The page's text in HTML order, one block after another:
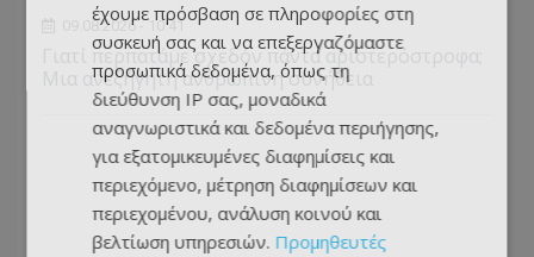
09.08.2026 - 10:41
Γιατί περπατάμε σχεδόν πάντα αριστερόστροφα;
Μια ανεξήγητη ανθρώπινη συνήθεια
έχουμε πρόσβαση σε πληροφορίες στη
συσκευή σας και να επεξεργαζόμαστε
προσωπικά δεδομένα, όπως τη
διεύθυνση IP σας, μοναδικά
αναγνωριστικά και δεδομένα περιήγησης,
για εξατομικευμένες διαφημίσεις και
περιεχόμενο, μέτρηση διαφημίσεων και
περιεχομένου, ανάλυση κοινού και
βελτίωση υπηρεσιών. Προμηθευτές